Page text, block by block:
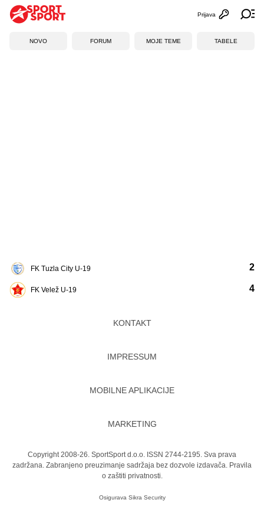
Otvori
Prijava
NOVO FORUM MOJE TEME TABELE
FK Tuzla City U-19
FK Velež U-19
2
4
KONTAKT
IMPRESSUM
MOBILNE APLIKACIJE
MARKETING
Copyright 2008-26. SportSport d.o.o. ISSN 2744-2195. Sva prava
zadržana. Zabranjeno preuzimanje sadržaja bez dozvole izdavača. Pravila
o zaštiti privatnosti.
Osigurava Sikra Security